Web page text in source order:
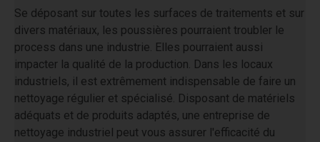
Se déposant sur toutes les surfaces de traitements et sur
divers matériaux, les poussières pourraient troubler le
process dans une industrie. Elles pourraient aussi
impacter la qualité de la production. Dans les locaux
industriels, il est extrêmement indispensable de faire un
nettoyage régulier et spécialisé. Disposant de matériels
adéquats et de produits adaptés, une entreprise de
nettoyage industriel peut vous assurer l'efficacité du